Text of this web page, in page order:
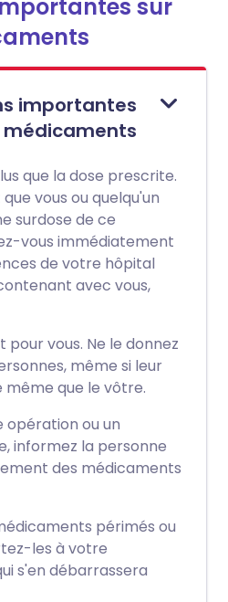
sur
importantes
médicaments
que la dose prescrite.
vous ou quelqu'un
surdose de ce
vous immédiatement
de votre hôpital
avec vous,
vous. Ne le donnez
même si leur
que le vôtre.
opération ou un
informez la personne
des médicaments
périmés ou
les à votre
s'en débarrassera